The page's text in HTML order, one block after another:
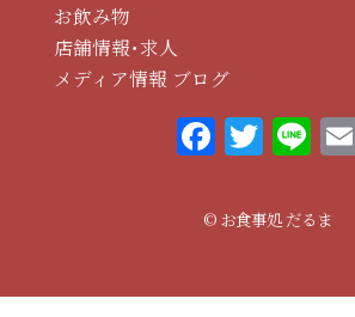
お飲み物
店舗情報･求人
メディア情報 ブログ
F
c
b
T
it
r
Li
e
© お食事処 だるま